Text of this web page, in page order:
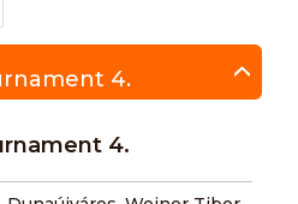
4.
4.